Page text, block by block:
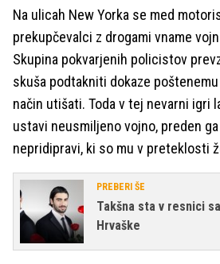
Na ulicah New Yorka se med
prekupčevalci z drogami vname
Skupina pokvarjenih policistov
skuša podtakniti dokaze
način utišati. Toda v tej nevarni igri
ustavi neusmiljeno vojno, preden
nepridipravi, ki so mu v preteklosti
PREBERI ŠE
Takšna sta v resnici
Hrvaške